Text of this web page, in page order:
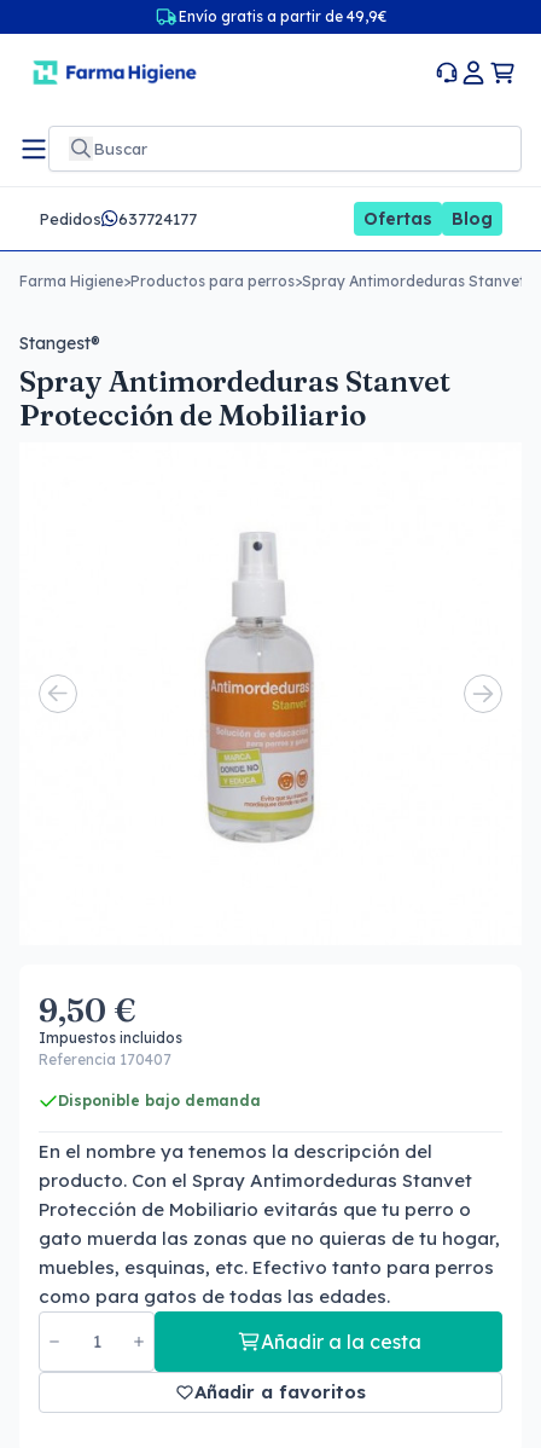
Envío gratis a partir de 49,9€
Pedidos 637724177 Ofertas Blog
Farma Higiene>Productos para perros>Spray Antimordeduras Stanvet
Stangest®
Spray Antimordeduras Stanvet
Protección de Mobiliario
9,50 €
Impuestos incluidos
Referencia 170407
Disponible bajo demanda
En el nombre ya tenemos la descripción del
producto. Con el Spray Antimordeduras Stanvet
Protección de Mobiliario evitarás que tu perro o
gato muerda las zonas que no quieras de tu hogar,
muebles, esquinas, etc. Efectivo tanto para perros
como para gatos de todas las edades.
Añadir a la cesta
Añadir a favoritos